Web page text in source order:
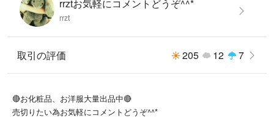
rrztお気軽にコメントどうぞ^^*
rrzt
取引の評価 205 12 7
🔴お化粧品、お洋服大量出品中🔴
売切りたい為お気軽にコメントどうぞ^^*